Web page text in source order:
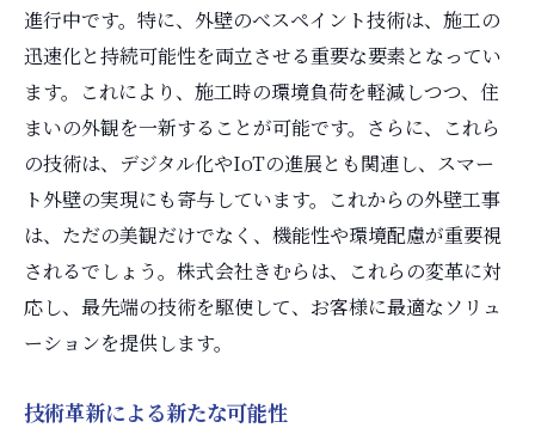
進行中です。特に、外壁のべスペイント技術は、施工の
迅速化と持続可能性を両立させる重要な要素となってい
ます。これにより、施工時の環境負荷を軽減しつつ、住
まいの外観を一新することが可能です。さらに、これら
の技術は、デジタル化やIoTの進展とも関連し、スマー
ト外壁の実現にも寄与しています。これからの外壁工事
は、ただの美観だけでなく、機能性や環境配慮が重要視
されるでしょう。株式会社きむらは、これらの変革に対
応し、最先端の技術を駆使して、お客様に最適なソリュ
ーションを提供します。
技術革新による新たな可能性